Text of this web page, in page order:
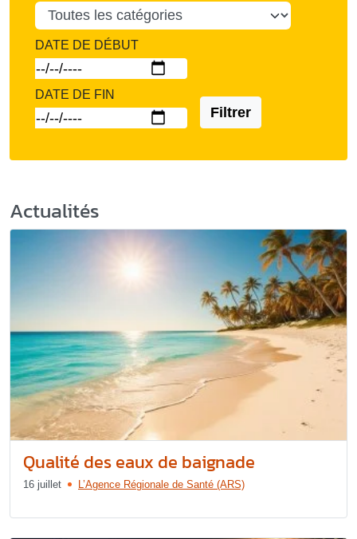
DATE DE DÉBUT
DATE DE FIN
Filtrer
Actualités
Qualité des eaux de baignade
16 juillet L’Agence Régionale de Santé (ARS)